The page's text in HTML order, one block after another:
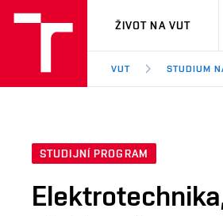
VUT
ŽIVOT NA VUT
VUT STUDIUM
STUDIJNÍ PROGRAM